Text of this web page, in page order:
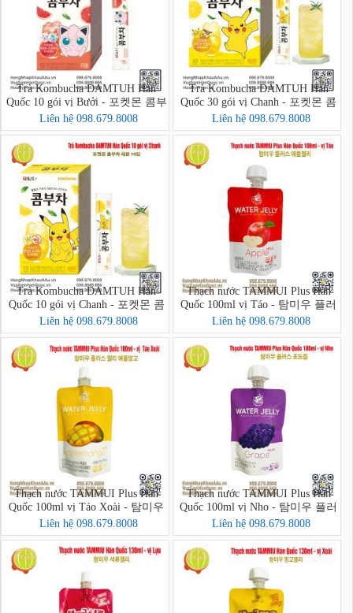
Trà Kombucha DAMTUH Hàn
Quốc 10 gói vị Bưởi - 포켓몬 콤부
차 자몽 10입
Liên hệ 098.679.8008
Trà Kombucha DAMTUH Hàn
Quốc 30 gói vị Chanh - 포켓몬 콤
부차 레몬 30입
Liên hệ 098.679.8008
Trà Kombucha DAMTUH Hàn
Quốc 10 gói vị Chanh - 포켓몬 콤
부차 레몬 10입
Liên hệ 098.679.8008
Thạch nước TAMMUI Plus Hàn
Quốc 100ml vị Táo - 탐미우 플러
스 애플젤리
Liên hệ 098.679.8008
Thạch nước TAMMUI Plus Hàn
Quốc 100ml vị Táo Xoài - 탐미우
플러스 젤리 애플망고
Liên hệ 098.679.8008
Thạch nước TAMMUI Plus Hàn
Quốc 100ml vị Nho - 탐미우 플러
스 포도즙
Liên hệ 098.679.8008